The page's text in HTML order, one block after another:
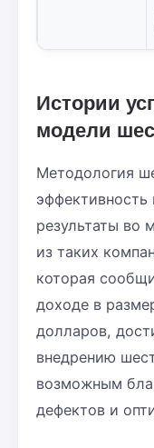
Истории
модели
Методология
эффективность
результаты во
из таких
которая
доходе в
долларов,
внедрению
возможным
дефектов и